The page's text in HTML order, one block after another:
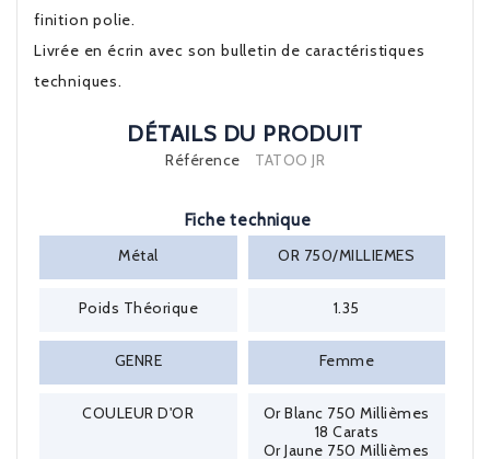
finition polie.
Livrée en écrin avec son bulletin de caractéristiques
techniques.
DÉTAILS DU PRODUIT
Référence TATOO JR
Fiche technique
Métal
OR 750/MILLIEMES
Poids Théorique 1.35
GENRE Femme
COULEUR D'OR
Or Blanc 750 Millièmes
18 Carats
Or Jaune 750 Millièmes